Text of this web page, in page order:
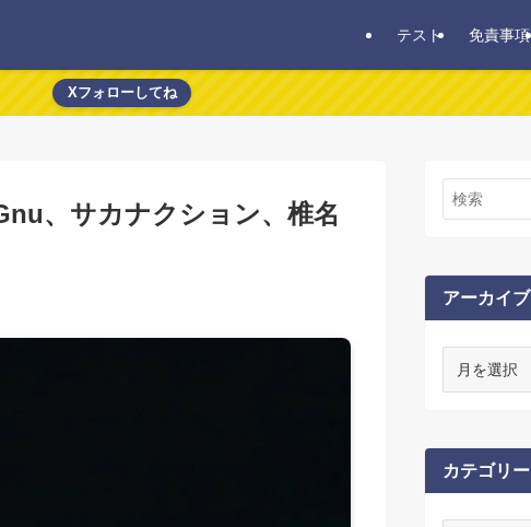
テスト 免責事項
Xフォローしてね
、サカナクション、椎名
アーカイブ
ブ
カテゴリー